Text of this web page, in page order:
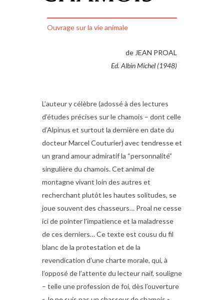
Ouvrage sur la vie animale
de JEAN PROAL
Ed. Albin Michel (1948)
L’auteur y célèbre (adossé à des lectures
d’études précises sur le chamois – dont celle
d’Alpinus et surtout la dernière en date du
docteur Marcel Couturier) avec tendresse et
un grand amour admiratif la “personnalité”
singulière du chamois. Cet animal de
montagne vivant loin des autres et
recherchant plutôt les hautes solitudes, se
joue souvent des chasseurs… Proal ne cesse
ici de pointer l’impatience et la maladresse
de ces derniers… Ce texte est cousu du fil
blanc de la protestation et de la
revendication d’une charte morale, qui, à
l’opposé de l’attente du lecteur naïf, souligne
– telle une profession de foi, dès l’ouverture